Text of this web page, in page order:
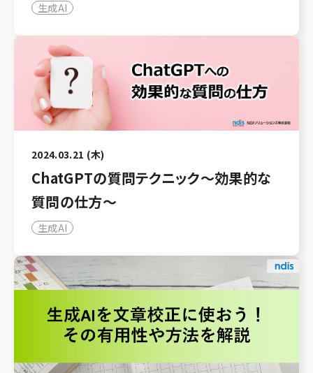
生成AI
2024.03.21 (木)
ChatGPTの質問テクニック～効果的な
質問の仕方～
生成AI